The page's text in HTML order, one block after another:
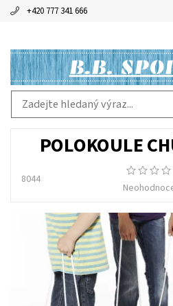
+420 777 341 666
POLOKOULE
8044